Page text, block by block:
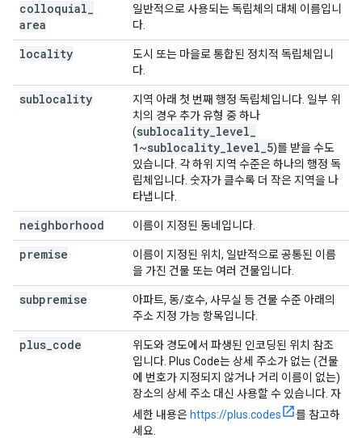
colloquial
area
일반적으로 사용되는 독립체의 대체 이름입니
다.
locality
도시 또는 마을로 통합된 정치적 독립체입니
다.
sublocality
지역 아래 첫 번째 행정 독립체입니다. 일부 위
치의 경우 추가 유형 중 하나
(sublocality level
1~sublocality level 5)를 받을 수도
있습니다. 각 하위 지역 수준은 하나의 행정 독
립체입니다. 숫자가 클수록 더 작은 지역을 나
타냅니다.
neighborhood 이름이 지정된 동네입니다.
premise
이름이 지정된 위치, 일반적으로 공통된 이름
을 가진 건물 또는 여러 건물입니다.
subpremise
아파트, 동/호수, 사무실 등 건물 수준 아래의
주소 지정 가능 항목입니다.
plus code
위도와 경도에서 파생된 인코딩된 위치 참조
입니다. Plus Code는 상세 주소가 없는 (건물
에 번호가 지정되지 않거나 거리 이름이 없는)
장소의 상세 주소 대신 사용할 수 있습니다. 자
세한 내용은 https://plus.codes
를 참고하
세요.